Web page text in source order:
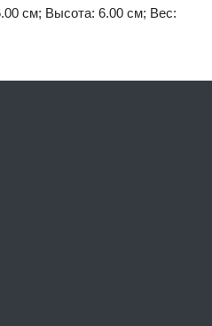
см; Высота: 6.00 см; Вес: